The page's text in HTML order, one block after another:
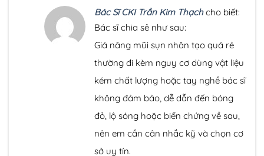
Bác Sĩ CKI Trần Kim Thạch cho biết:
Bác sĩ chia sẻ như sau:
Giá nâng mũi sụn nhân tạo quá rẻ
thường đi kèm nguy cơ dùng vật liệu
kém chất lượng hoặc tay nghề bác sĩ
không đảm bảo, dễ dẫn đến bóng
đỏ, lộ sóng hoặc biến chứng về sau,
nên em cần cân nhắc kỹ và chọn cơ
sở uy tín.